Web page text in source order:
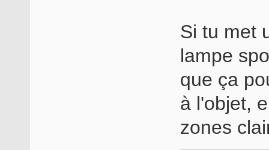
Si tu met
lampe
que ça
à l'objet,
zones